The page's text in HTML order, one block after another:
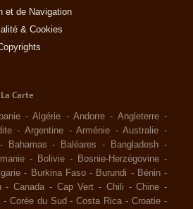
et de Navigation
& Cookies
Carte
-Algérie -Andorre - Angleterre -
-Argentine -Arménie -Australie -
- Bahamas - Baléares - Bangladesh -
- Bolivie - Bosnie-Herzégovine -
- Burkina Faso - Burundi - Bénin -
- Canada - Cap Vert - Chili -Chine -
- Corée du Sud -Costa Rica -Croatie -